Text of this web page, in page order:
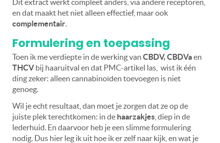
Dit extract werkt compleet anders, via andere receptoren,
en dat maakt het niet alleen effectief, maar ook
complementair.
Formulering en toepassing
Toen ik me verdiepte in de werking van CBDV, CBDVaen
THCVbij haaruitval en dat PMC-artikel las, wist ik één
ding zeker: alleen cannabinoïden toevoegen is niet
genoeg.
Wil je echt resultaat, dan moet je zorgen dat ze op de
juiste plek terechtkomen: in de haarzakjes , diep in de
lederhuid. En daarvoor heb je een slimme formulering
nodig. Dus hier leg ik uit hoe ik er zelf naar kijk, en wat je